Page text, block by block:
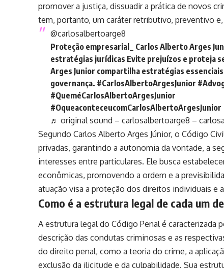
promover a justiça, dissuadir a prática de novos
tem, portanto, um caráter retributivo, preventivo
@carlosalbertoarge8
Proteção empresarial_ Carlos Alberto Arges
estratégias jurídicas Evite prejuízos e proteja
Arges Junior compartilha estratégias
governança. #CarlosAlbertoArgesJunior
#QueméCarlosAlbertoArgesJunior
#OqueaconteceucomCarlosAlbertoArgesJunior
♬ original sound – carlosalbertoarge8 –
Segundo Carlos Alberto Arges Júnior, o Código
privadas, garantindo a autonomia da vontade, a
interesses entre particulares. Ele busca
econômicas, promovendo a ordem e a
atuação visa a proteção dos direitos individuais e
Como é a estrutura legal de cada um
A estrutura legal do Código Penal é caracterizada
descrição das condutas criminosas e as
do direito penal, como a teoria do crime, a
exclusão da ilicitude e da culpabilidade. Sua